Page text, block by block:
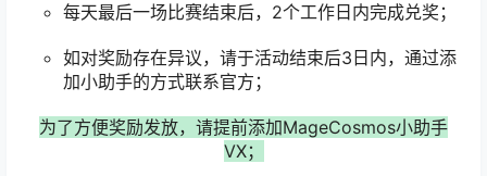
每天最后一场比赛结束后，2个工作日内完成兑奖；
如对奖励存在异议，请于活动结束后3日内，通过添
加小助手的方式联系官方；
为了方便奖励发放，请提前添加MageCosmos小助手
VX；